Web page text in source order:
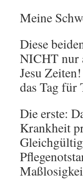
Meine
Diese
NICHT nur
Jesu
das Tag für
Die erste:
Krankheit